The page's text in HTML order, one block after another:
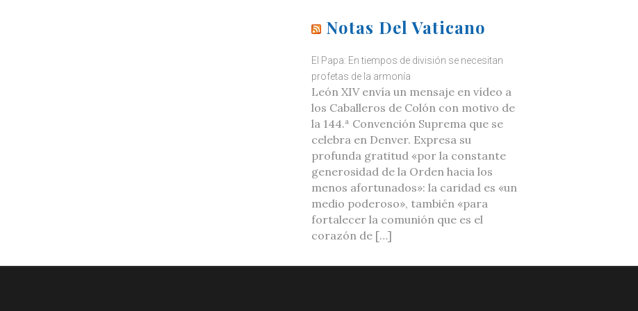
Notas Del Vaticano
El Papa: En tiempos de división se necesitan
profetas de la armonía
León XIV envía un mensaje en vídeo a
los Caballeros de Colón con motivo de
la 144.ª Convención Suprema que se
celebra en Denver. Expresa su
profunda gratitud «por la constante
generosidad de la Orden hacia los
menos afortunados»: la caridad es «un
medio poderoso», también «para
fortalecer la comunión que es el
corazón de […]